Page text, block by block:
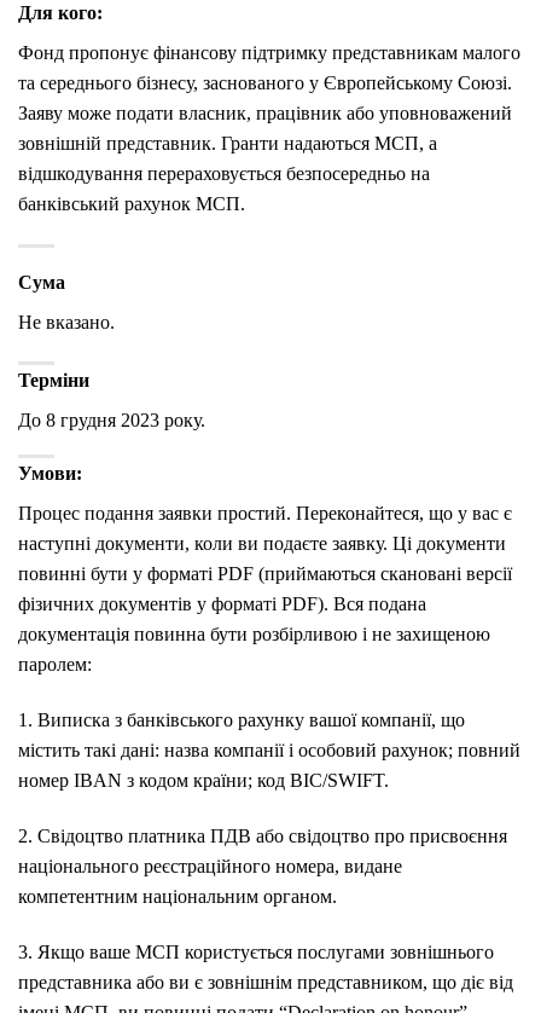
Для кого:
Фонд пропонує фінансову підтримку представникам малого
та середнього бізнесу, заснованого у Європейському Союзі.
Заяву може подати власник, працівник або уповноважений
зовнішній представник. Гранти надаються МСП, а
відшкодування перераховується безпосередньо на
банківський рахунок МСП.
Сума
Не вказано.
Терміни
До 8 грудня 2023 року.
Умови:
Процес подання заявки простий. Переконайтеся, що у вас є
наступні документи, коли ви подаєте заявку. Ці документи
повинні бути у форматі PDF (приймаються скановані версії
фізичних документів у форматі PDF). Вся подана
документація повинна бути розбірливою і не захищеною
паролем:
1. Виписка з банківського рахунку вашої компанії, що
містить такі дані: назва компанії і особовий рахунок; повний
номер IBAN з кодом країни; код BIC/SWIFT.
2. Свідоцтво платника ПДВ або свідоцтво про присвоєння
національного реєстраційного номера, видане
компетентним національним органом.
3. Якщо ваше МСП користується послугами зовнішнього
представника або ви є зовнішнім представником, що діє від